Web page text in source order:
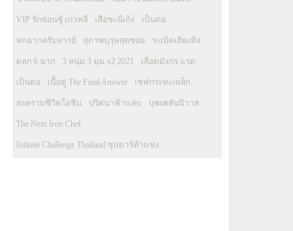
VIP รักซ่อนชู้ เกาหลี เสือชะนีเก้ง เป็นต่อ
หกฉากครับจารย์ สุภาพบุรุษสุดซอย ระเบิดเถิดเทิง
ตลก 6 ฉาก 3 หนุ่ม 3 มุม x2 2021 เลือดมังกร แรด
เป็นต่อ เนื้อคู่ The Final Answer เชฟกระทะเหล็ก
สงครามชีวิตโอชิน ปริศนาฟ้าแลบ บุพเพสันนิวาส
The Next Iron Chef
Infinite Challenge Thailand ซุปตาร์ท้าแข่ง